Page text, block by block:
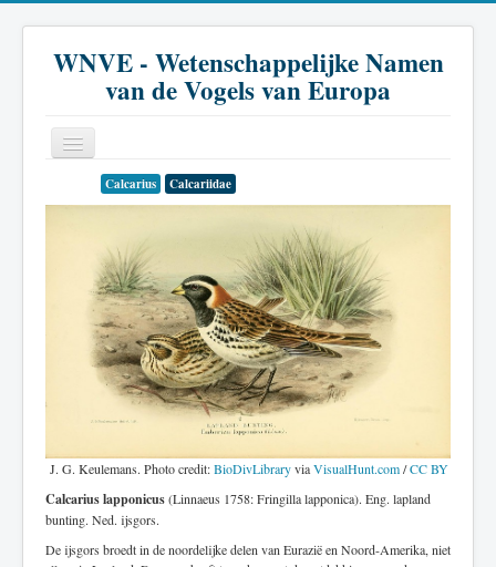
WNVE - Wetenschappelijke Namen
van de Vogels van Europa
Familie
Calcarius Calcariidae
J. G. Keulemans. Photo credit:BioDivLibraryviaVisualHunt.com/CC BY
Calcarius lapponicus(Linnaeus 1758: Fringilla lapponica). Eng. lapland
bunting. Ned. ijsgors.
De ijsgors broedt in de noordelijke delen van Eurazië en Noord-Amerika, niet